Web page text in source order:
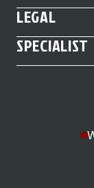
LEGAL
SPECIALIST